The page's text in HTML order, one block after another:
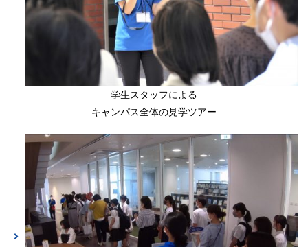
学生スタッフによる
キャンパス全体の見学ツアー